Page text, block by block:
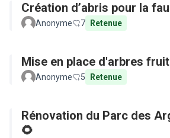
Création d’abris pour la
Anonyme 7 Retenue
Mise en place d'arbres
Anonyme 5 Retenue
Rénovation du Parc des
🌻